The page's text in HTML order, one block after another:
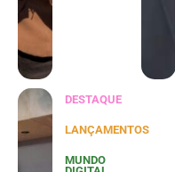
DESTAQUE
LANÇAMENTOS
MUNDO